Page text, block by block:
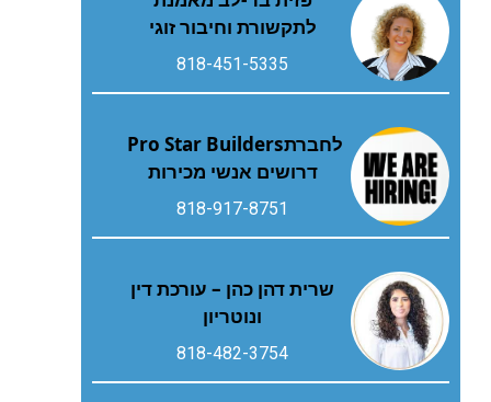
לתקשורת וחיבור זוגי
818-451-5335
לחברת‭ ‬Pro Star Builders‭
‬דרושים‭ ‬אנשי‭ ‬מכירות
818-917-8751
שרית דהן כהן – עורכת דין
ונוטריון
818-482-3754